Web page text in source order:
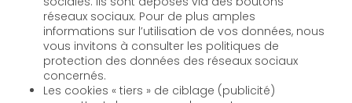
réseaux sociaux. Pour de plus amples
informations sur l’utilisation de vos données, nous
vous invitons à consulter les politiques de
protection des données des réseaux sociaux
concernés.
Les cookies « tiers » de ciblage (publicité)